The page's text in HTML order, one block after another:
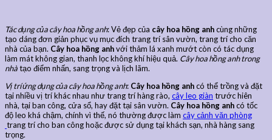
Tác dụng của cây hoa hồng anh: Vẻ đẹp của cây hoa hồng anhcùng những
tạo dáng đơn giản phục vụ mục đích trang trí sân vườn, trang trí cho căn
nhà của bạn. Cây hoa hồng anhvới thảm lá xanh mướt còn có tác dụng
làm mát không gian, thanh lọc không khí hiệu quả. Cây hoa hồng anh trong
nhàtạo điểm nhấn, sang trọng và lịch lãm.
Vị trí ứng dụng của cây hoa hồng anh: Cây hoa hồng anhcó thể trồng và đặt
tại nhiều vị trí khác nhau như trang trí hàng rào, cây leo giàn trước hiên
nhà, tại ban công, cửa sổ, hay đặt tại sân vườn. Cây hoa hồng anhcó tốc
độ leo khá chậm, chính vì thế, nó thường được làm cây cảnh văn phòng
trang trí cho ban công hoặc được sử dụng tại khách sạn, nhà hàng sang
trọng.